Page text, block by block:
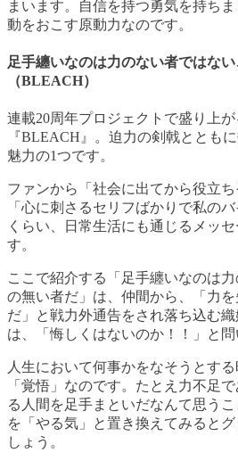
まいます。自信を持つ勇気を持ち
動をおこす原動力なのです。
足手纏いなのは力のない者ではな
（BLEACH）
連載20周年プロジェクトで盛り上
『BLEACH』。迫力の剣戟ととも
魅力の1つです。
ファンから「社会に出てから役立ち
「心に刺さるセリフばかりで私の
くらい、日常生活にも通じるメッ
す。
ここで紹介する「足手纏いなのは
の無い者だ」は、仲間から、「力
だ」と戦力外通告をされ落ち込む
は、「悔しくはないのか！！」と問
人生において何事かをなそうとす
「覚悟」なのです。たとえ力不足
る人間を足手まといだなんて思うこ
を「やる気」と置き換えてみると
しょう。